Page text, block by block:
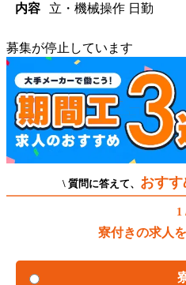
内容
立・機械操作 日勤
募集が停止しています
\ 質問に答えて、 おすす
1
寮付きの求人